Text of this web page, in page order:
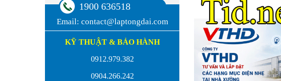
1900 636518
Email: contact@laptongdai.com
KỸ THUẬT & BẢO HÀNH
0912.979.382
0904.266.242